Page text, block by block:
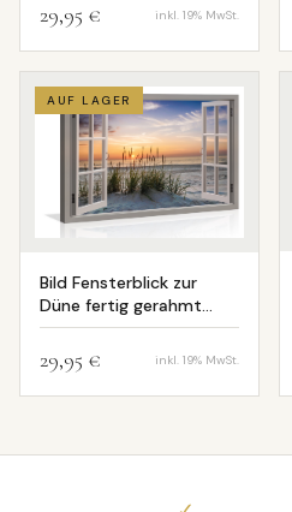
29,95 € inkl. 19% MwSt.
AUF LAGER
Bild Fensterblick zur
Düne fertig gerahmt
120x80cm XXL 5014
29,95 € inkl. 19% MwSt.